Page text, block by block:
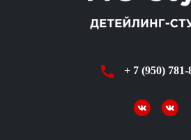
+ 7 (950) 781-